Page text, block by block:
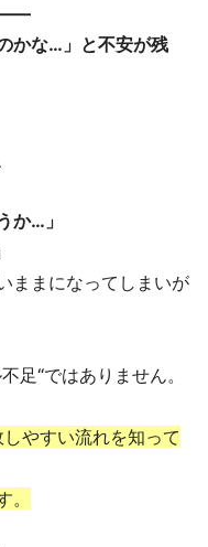
——
かな…」と不安が残
か…」
ままになってしまいが
足“ではありません。
やすい流れを知って